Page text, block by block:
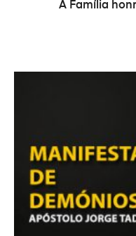
A Família